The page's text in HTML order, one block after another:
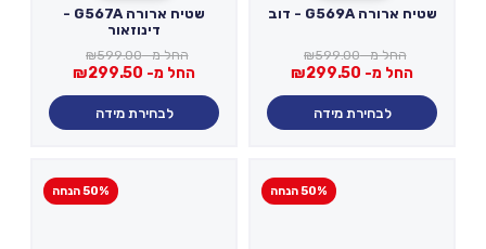
שטיח ארורה G569A - דוב
החל מ- ₪599.00
החל מ- ₪299.50
לבחירת מידה
שטיח ארורה G567A -
דינוזאור
החל מ- ₪599.00
החל מ- ₪299.50
לבחירת מידה
50% הנחה 50% הנחה